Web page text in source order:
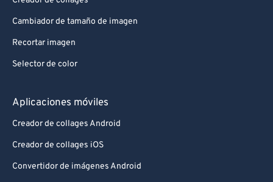
Cambiador de tamaño de imagen
Recortar imagen
Selector de color
Aplicaciones móviles
Creador de collages Android
Creador de collages iOS
Convertidor de imágenes Android